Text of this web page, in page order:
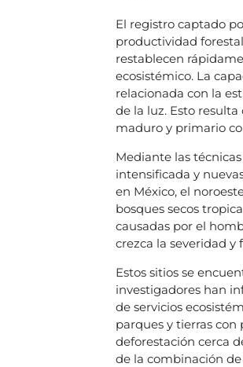
El registro captado
productividad
restablecen
ecosistémico. La
relacionada con la
de la luz. Esto
maduro y primario
Mediante las
intensificada y
en México, el
bosques secos
causadas por el
crezca la severidad y
Estos sitios se
investigadores han
de servicios
parques y tierras con
deforestación cerca
de la combinación de